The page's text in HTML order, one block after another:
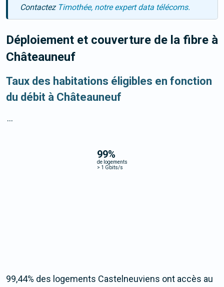
Contactez Timothée, notre expert data télécoms.
Déploiement et couverture de la fibre à
Châteauneuf
Taux des habitations éligibles en fonction
du débit à Châteauneuf
99%
de logements
> 1 Gbits/s
...
99,44% des logements Castelneuviens ont accès au